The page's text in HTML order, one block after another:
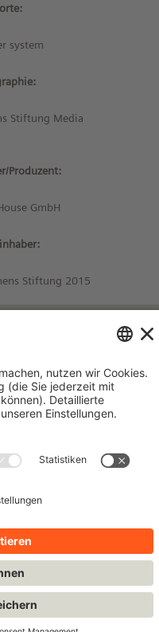
system
Stiftung Media
Produzent:
GmbH
Stiftung 2015